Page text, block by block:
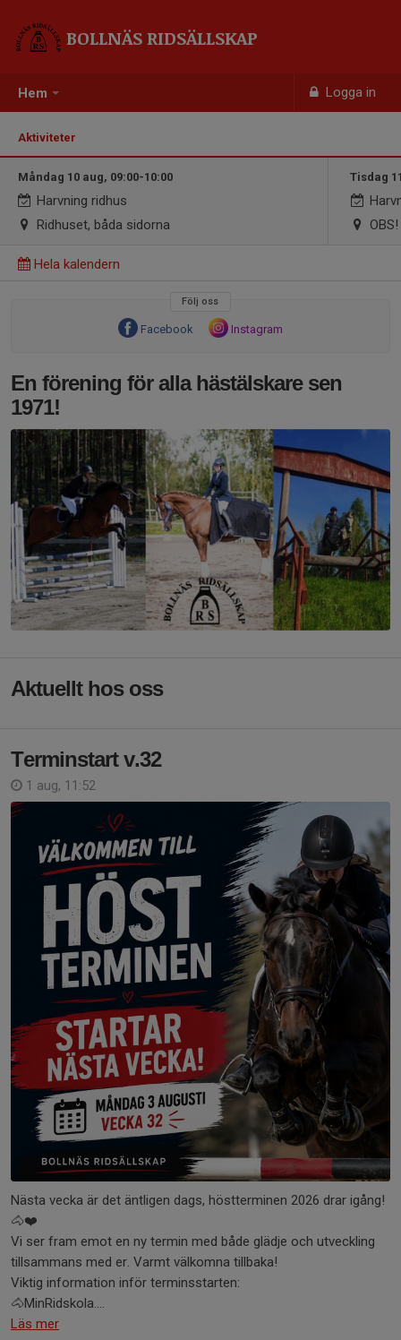
Hem Logga in
BOLLNÄS RIDSÄLLSKAP
Aktiviteter
Måndag 10 aug, 09:00-10:00
Harvning ridhus
Ridhuset, båda sidorna
Tisdag
Hela kalendern
Följ oss
Facebook Instagram
En förening för alla hästälskare sen
1971!
Aktuellt hos oss
Terminstart v.32
1 aug, 11:52
Nästa vecka är det äntligen dags, höstterminen 2026 drar igång!
🐴❤️
Vi ser fram emot en ny termin med både glädje och utveckling
tillsammans med er. Varmt välkomna tillbaka!
Viktig information inför terminsstarten:
🐴MinRidskola....
Läs mer